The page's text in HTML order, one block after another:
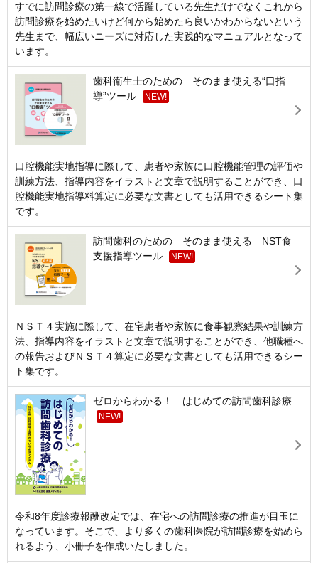
すでに訪問診療の第一線で活躍している先生だけでなくこれから
訪問診療を始めたいけど何から始めたら良いかわからないという
先生まで、幅広いニーズに対応した実践的なマニュアルとなって
います。
歯科衛生士のための そのまま使える“口指
導”ツール
NEW!
口腔機能実地指導に際して、患者や家族に口腔機能管理の評価や
訓練方法、指導内容をイラストと文章で説明することができ、口
腔機能実地指導料算定に必要な文書としても活用できるシート集
です。
訪問歯科のための そのまま使える NST食
支援指導ツール
NEW!
ＮＳＴ４実施に際して、在宅患者や家族に食事観察結果や訓練方
法、指導内容をイラストと文章で説明することができ、他職種へ
の報告およびＮＳＴ４算定に必要な文書としても活用できるシー
ト集です。
ゼロからわかる！ はじめての訪問歯科診療
NEW!
令和8年度診療報酬改定では、在宅への訪問診療の推進が目玉に
なっています。そこで、より多くの歯科医院が訪問診療を始めら
れるよう、小冊子を作成いたしました。